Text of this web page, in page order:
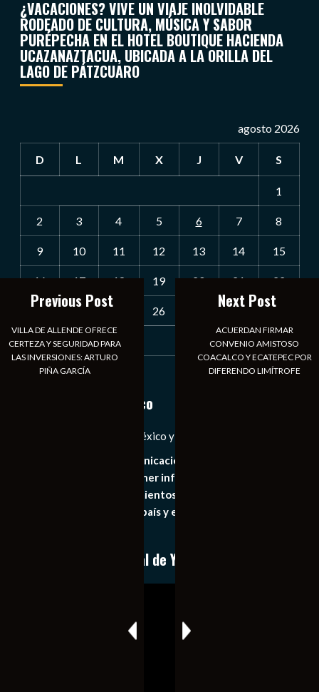
¿VACACIONES? VIVE UN VIAJE INOLVIDABLE
RODEADO DE CULTURA, MÚSICA Y SABOR
PURÉPECHA EN EL HOTEL BOUTIQUE HACIENDA
UCAZANAZTACUA, UBICADA A LA ORILLA DEL
LAGO DE PÁTZCUARO
agosto 2026
D L M X J V S
1
2 3 4 5 6 7 8
9 10 11 12 13 14 15
16 17 18 19 20 21 22
23 24 25 26 28 29
30 31
« Jul
Notiexpress de México
Las Noticias Diarias de México y el Mundo a Tu Alcance
Somos un medio de comunicación digital que tiene como
principal objetivo mantener informado al publico en
general de los acontecimientos mas recientes e
importantes de nuestro país y el mundo de forma eficaz,
Conoce nuestro canal de YouTube
Previous Post
VILLA DE ALLENDE OFRECE
CERTEZA Y SEGURIDAD PARA
LAS INVERSIONES: ARTURO
PIÑA GARCÍA
Next Post
ACUERDAN FIRMAR
CONVENIO AMISTOSO
COACALCO Y ECATEPEC POR
DIFERENDO LIMÍTROFE